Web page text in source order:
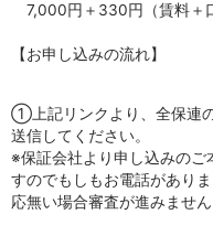
7,000円＋330円（賃料＋
【お申し込みの流れ】
①上記リンクより、全保連
送信してください。
※保証会社より申し込みのご
すのでもしもお電話があり
応無い場合審査が進みません